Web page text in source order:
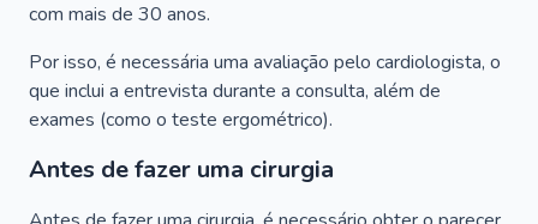
com mais de 30 anos.
Por isso, é necessária uma avaliação pelo cardiologista, o
que inclui a entrevista durante a consulta, além de
exames (como o teste ergométrico).
Antes de fazer uma cirurgia